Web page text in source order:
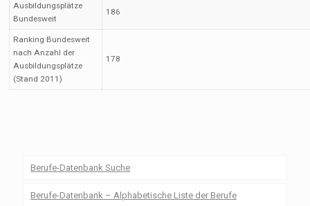
Ausbildungsplätze
Bundesweit
186
Ranking Bundesweit
nach Anzahl der
Ausbildungsplätze
(Stand 2011)
178
Berufe-Datenbank Suche
Berufe-Datenbank – Alphabetische Liste der Berufe